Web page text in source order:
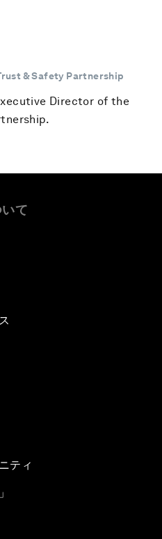
& Safety Partnership
Director of the
て
ティ